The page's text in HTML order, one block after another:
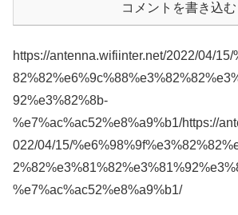
コメントを書き込む
https://antenna.wifiinter.net/2022/04/
92%e3%82%8b-
%e7%ac%ac52%e8%a9%b1/https://
022/04/15/
%e7%ac%ac52%e8%a9%b1/